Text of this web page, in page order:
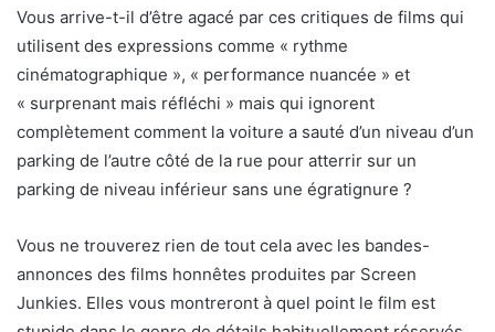
Vous arrive-t-il d’être agacé par ces critiques de films qui
utilisent des expressions comme « rythme
cinématographique », « performance nuancée » et
« surprenant mais réfléchi » mais qui ignorent
complètement comment la voiture a sauté d’un niveau d’un
parking de l’autre côté de la rue pour atterrir sur un
parking de niveau inférieur sans une égratignure ?
Vous ne trouverez rien de tout cela avec les bandes-
annonces des films honnêtes produites par Screen
Junkies. Elles vous montreront à quel point le film est